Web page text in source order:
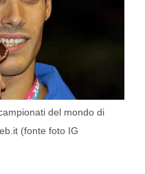
del mondo di
(fonte foto IG